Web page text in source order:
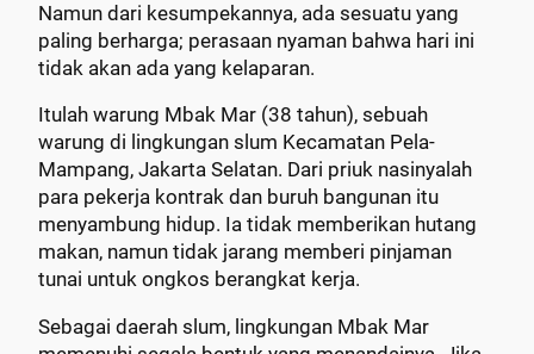
Namun dari kesumpekannya, ada sesuatu yang
paling berharga; perasaan nyaman bahwa hari ini
tidak akan ada yang kelaparan.
Itulah warung Mbak Mar (38 tahun), sebuah
warung di lingkungan slum Kecamatan Pela-
Mampang, Jakarta Selatan. Dari priuk nasinyalah
para pekerja kontrak dan buruh bangunan itu
menyambung hidup. Ia tidak memberikan hutang
makan, namun tidak jarang memberi pinjaman
tunai untuk ongkos berangkat kerja.
Sebagai daerah slum, lingkungan Mbak Mar